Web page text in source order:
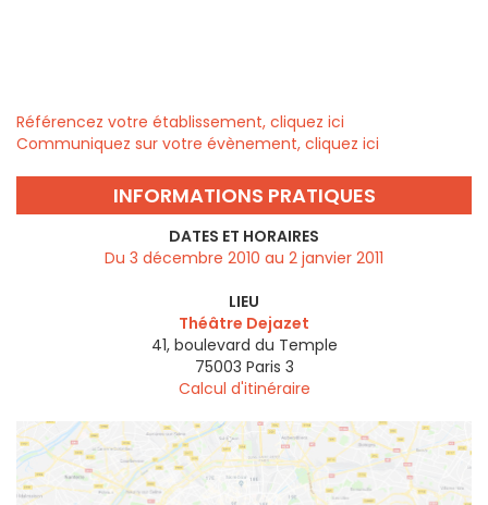
Référencez votre établissement, cliquez ici
Communiquez sur votre évènement, cliquez ici
INFORMATIONS PRATIQUES
DATES ET HORAIRES
Du 3 décembre 2010 au 2 janvier 2011
LIEU
Théâtre Dejazet
41, boulevard du Temple
75003 Paris 3
Calcul d'itinéraire